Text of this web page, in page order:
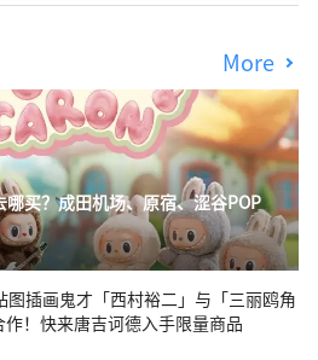
More
买？成田机场、原宿、涩谷POP
图插画鬼才「西村裕二」与「三丽鸥角
作！快来唐吉诃德入手限量商品